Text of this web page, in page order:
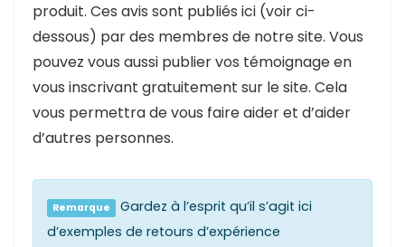
produit. Ces avis sont publiés ici (voir ci-
dessous) par des membres de notre site. Vous
pouvez vous aussi publier vos témoignage en
vous inscrivant gratuitement sur le site. Cela
vous permettra de vous faire aider et d’aider
d’autres personnes.
Remarque
Gardez à l’esprit qu’il s’agit ici
d’exemples de retours d’expérience